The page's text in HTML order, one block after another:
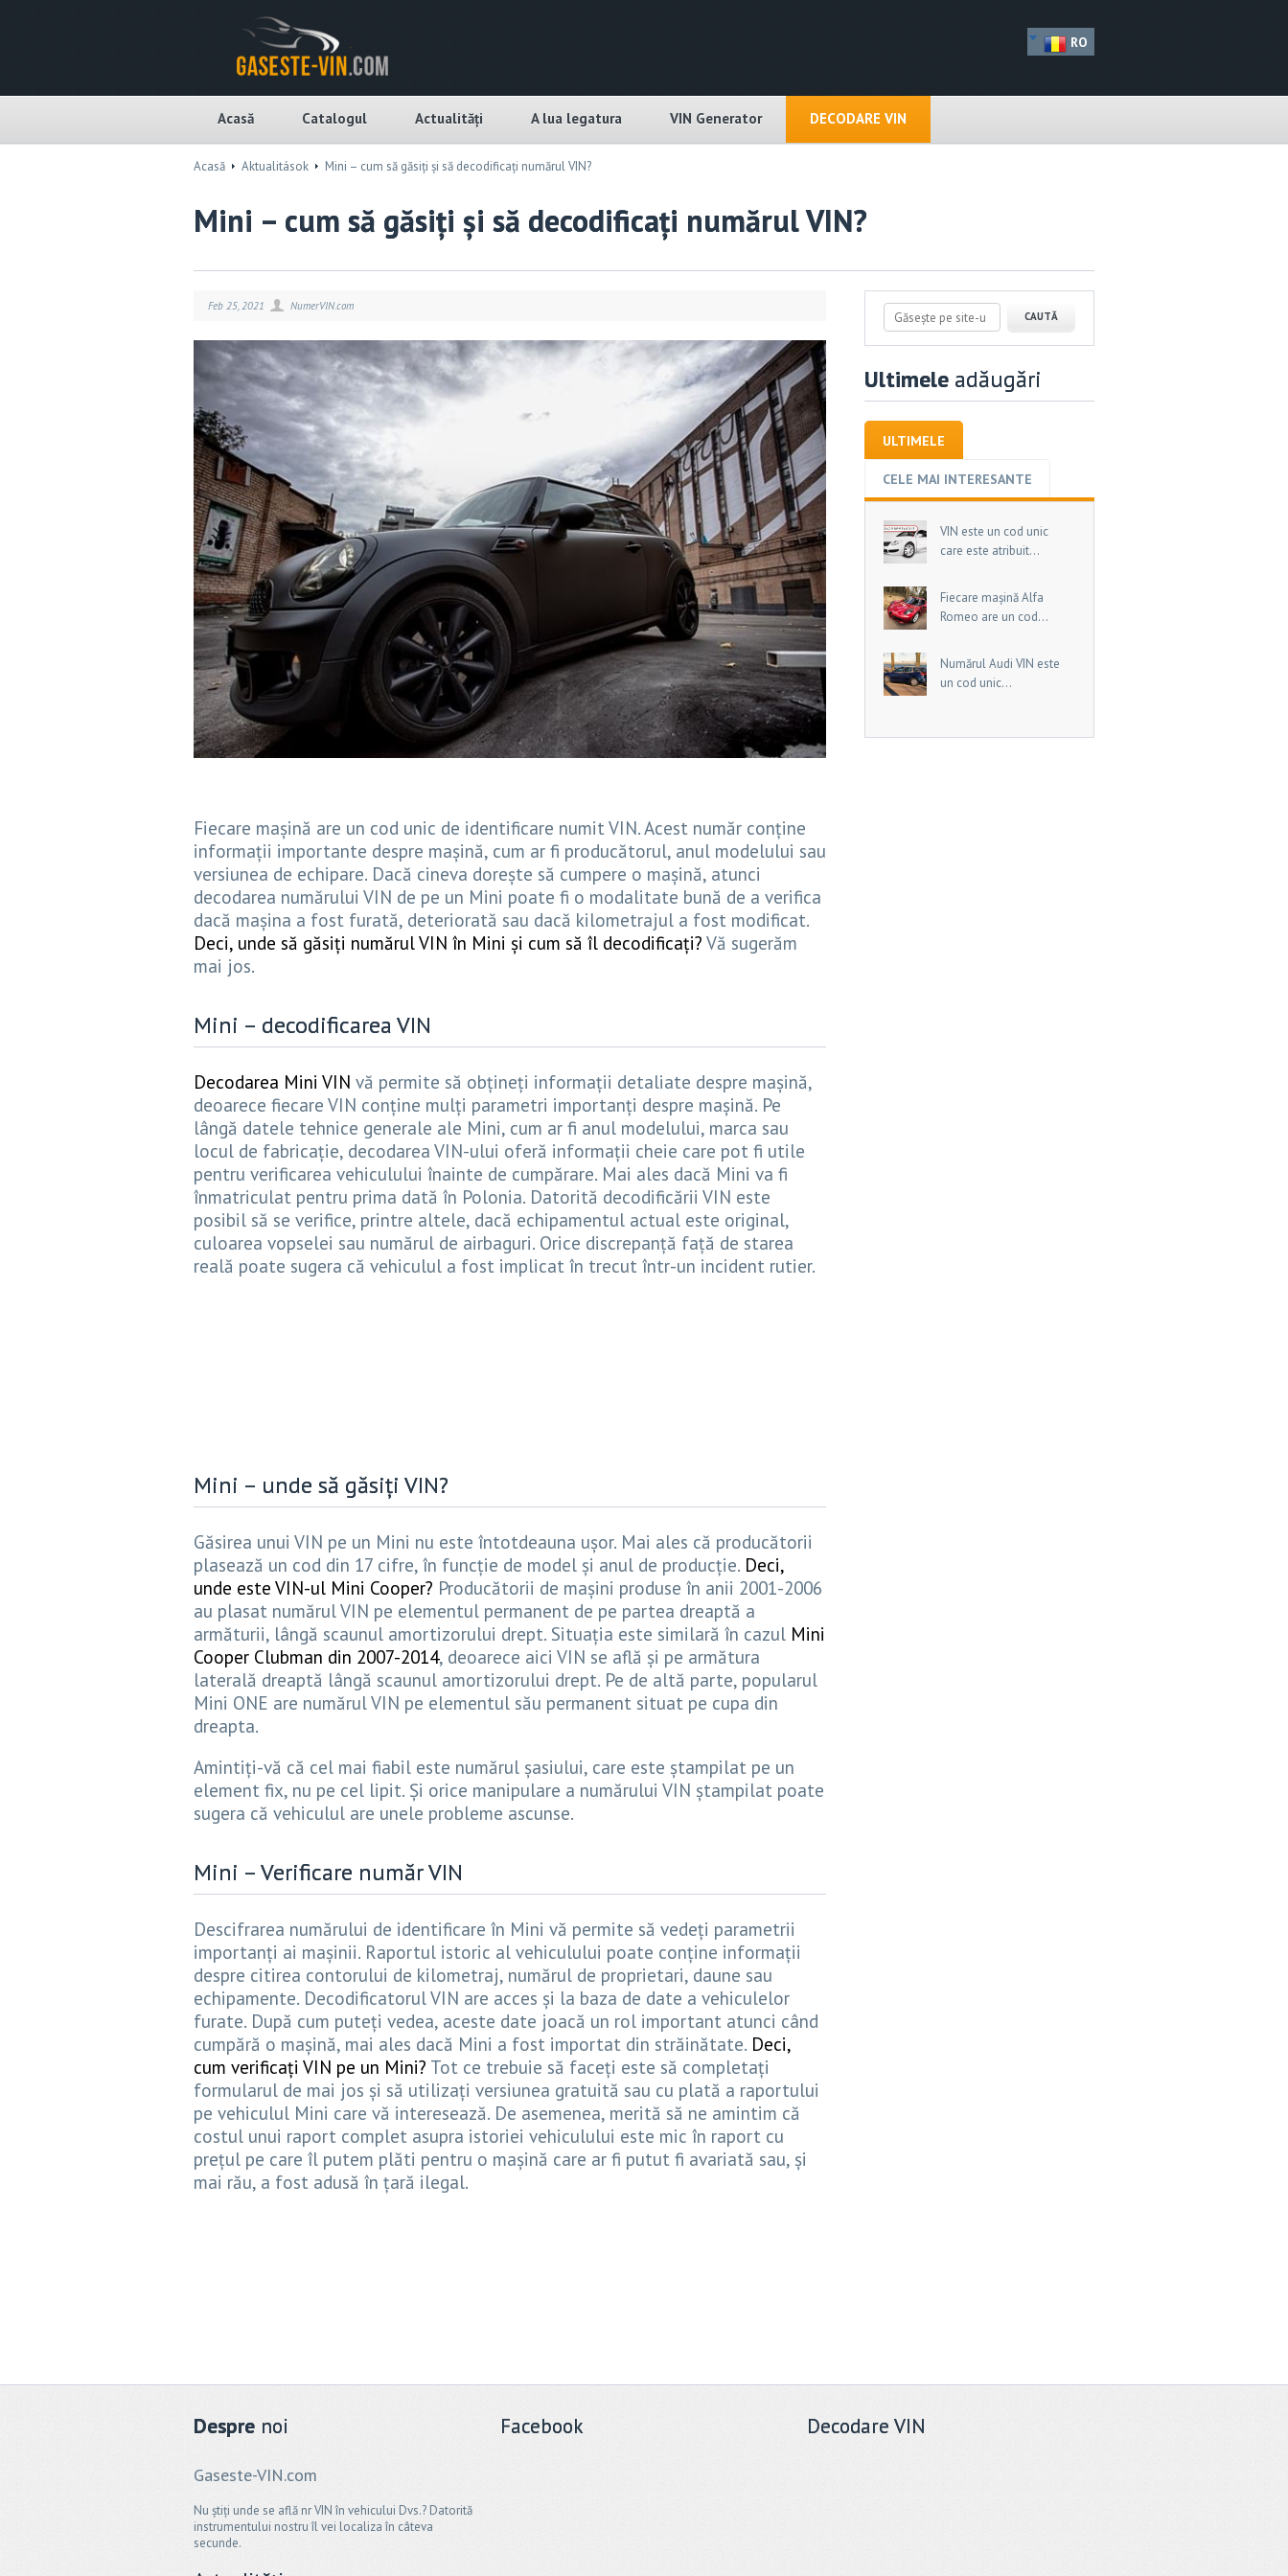
RO
Acasă Catalogul Actualități A lua legatura VIN Generator DECODARE VIN
Acasă Aktualitások Mini – cum să găsiți și să decodificați numărul VIN?
Mini – cum să găsiți și să decodificați numărul VIN?
Feb 25, 2021 NumerVIN.com
Fiecare mașină are un cod unic de identificare numit VIN. Acest număr conține
informații importante despre mașină, cum ar fi producătorul, anul modelului sau
versiunea de echipare. Dacă cineva dorește să cumpere o mașină, atunci
decodarea numărului VIN de pe un Mini poate fi o modalitate bună de a verifica
dacă mașina a fost furată, deteriorată sau dacă kilometrajul a fost modificat.
Deci, unde să găsiți numărul VIN în Mini și cum să îl decodificați? Vă sugerăm
mai jos.
Mini – decodificarea VIN
Decodarea Mini VIN vă permite să obțineți informații detaliate despre mașină,
deoarece fiecare VIN conține mulți parametri importanți despre mașină. Pe
lângă datele tehnice generale ale Mini, cum ar fi anul modelului, marca sau
locul de fabricație, decodarea VIN-ului oferă informații cheie care pot fi utile
pentru verificarea vehiculului înainte de cumpărare. Mai ales dacă Mini va fi
înmatriculat pentru prima dată în Polonia. Datorită decodificării VIN este
posibil să se verifice, printre altele, dacă echipamentul actual este original,
culoarea vopselei sau numărul de airbaguri. Orice discrepanță față de starea
reală poate sugera că vehiculul a fost implicat în trecut într-un incident rutier.
Mini – unde să găsiți VIN?
Găsirea unui VIN pe un Mini nu este întotdeauna ușor. Mai ales că producătorii
plasează un cod din 17 cifre, în funcție de model și anul de producție. Deci,
unde este VIN-ul Mini Cooper? Producătorii de mașini produse în anii 2001-2006
au plasat numărul VIN pe elementul permanent de pe partea dreaptă a
armăturii, lângă scaunul amortizorului drept. Situația este similară în cazul Mini
Cooper Clubman din 2007-2014, deoarece aici VIN se află și pe armătura
laterală dreaptă lângă scaunul amortizorului drept. Pe de altă parte, popularul
Mini ONE are numărul VIN pe elementul său permanent situat pe cupa din
dreapta.
Amintiți-vă că cel mai fiabil este numărul șasiului, care este ștampilat pe un
element fix, nu pe cel lipit. Și orice manipulare a numărului VIN ștampilat poate
sugera că vehiculul are unele probleme ascunse.
Mini – Verificare număr VIN
Descifrarea numărului de identificare în Mini vă permite să vedeți parametrii
importanți ai mașinii. Raportul istoric al vehiculului poate conține informații
despre citirea contorului de kilometraj, numărul de proprietari, daune sau
echipamente. Decodificatorul VIN are acces și la baza de date a vehiculelor
furate. După cum puteți vedea, aceste date joacă un rol important atunci când
cumpără o mașină, mai ales dacă Mini a fost importat din străinătate. Deci,
cum verificați VIN pe un Mini? Tot ce trebuie să faceți este să completați
formularul de mai jos și să utilizați versiunea gratuită sau cu plată a raportului
pe vehiculul Mini care vă interesează. De asemenea, merită să ne amintim că
costul unui raport complet asupra istoriei vehiculului este mic în raport cu
prețul pe care îl putem plăti pentru o mașină care ar fi putut fi avariată sau, și
mai rău, a fost adusă în țară ilegal.
Ultimele adăugări
ULTIMELE
CELE MAI INTERESANTE
VIN este un cod unic
care este atribuit...
Fiecare mașină Alfa
Romeo are un cod...
Numărul Audi VIN este
un cod unic...
Despre noi
Gaseste-VIN.com
Nu știți unde se află nr VIN în vehicului Dvs.? Datorită
instrumentului nostru îl vei localiza în câteva
secunde.
Facebook Decodare VIN